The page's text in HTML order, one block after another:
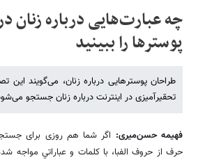
چه عبارت‌هایی درباره
پوسترها را ببینید
طراحان پوسترهایی درباره زنان، می‌گویند
تحقیرآمیزی در اینترنت درباره زنان جستجو
فهیمه حسن‌میری: اگر شما هم روزی برای
حرف از حروف الفبا، با كلمات و عباراتي